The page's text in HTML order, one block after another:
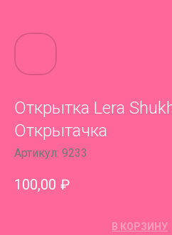
Открытка Lera
Открытачка
Артикул: 9233
100,00 ₽
В КОРЗИНУ